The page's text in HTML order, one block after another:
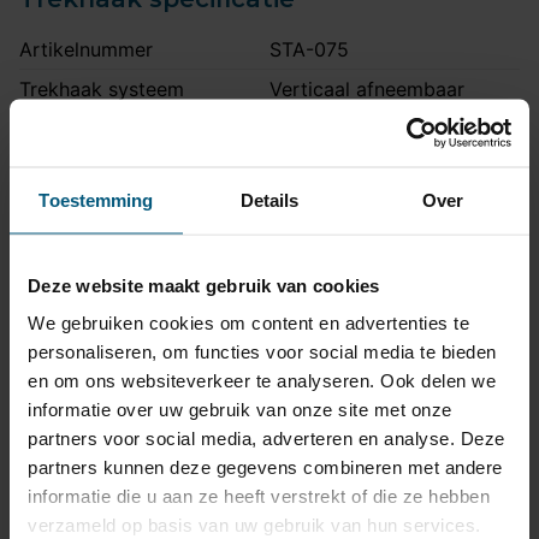
Toestemming Details Over
Deze website maakt gebruik van cookies
We gebruiken cookies om content en advertenties te
personaliseren, om functies voor social media te bieden
en om ons websiteverkeer te analyseren. Ook delen we
informatie over uw gebruik van onze site met onze
partners voor social media, adverteren en analyse. Deze
partners kunnen deze gegevens combineren met andere
informatie die u aan ze heeft verstrekt of die ze hebben
verzameld op basis van uw gebruik van hun services.
Artikelnummer
STA-075
Trekhaak systeem
Verticaal afneembaar
Na afname van de kogel, is
Maximale kogeldruk
90 kg
Europees keurmerk
Ja
Bumperuitsnede
Ja
Uitsnede zichtbaar
Nee
Montagetijd
Ook voor fietsendrager
Ja
Ook Quattro en S-Line